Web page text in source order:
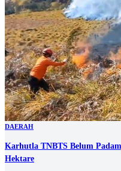
DAERAH
Karhutla TNBTS Belum
Hektare